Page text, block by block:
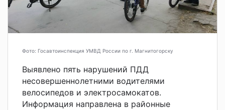
Фото: Госавтоинспекция УМВД России по г. Магнитогорску
Выявлено пять нарушений ПДД
несовершеннолетними водителями
велосипедов и электросамокатов.
Информация направлена в районные